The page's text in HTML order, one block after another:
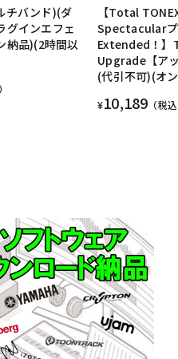
チバンド)(ダ
グインエフェ
納品)(2時間以
【Total
Spectacular
Extended！】
Upgrade【ア
(代引不可)(オ
¥10,189 （税込